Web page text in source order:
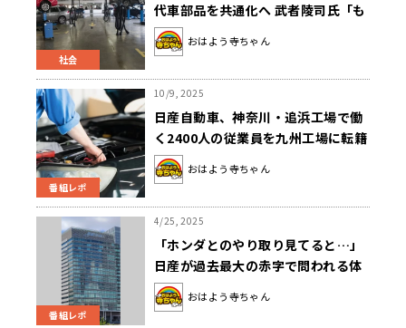
社会
代車部品を共通化へ 武者陵司氏「も
う争っても仕方ない時代ですから」
おはよう寺ちゃん
番組レポ
10/9, 2025
日産自動車、神奈川・追浜工場で働
く2400人の従業員を九州工場に転籍
方針
おはよう寺ちゃん
番組レポ
4/25, 2025
「ホンダとのやり取り見てると…」
日産が過去最大の赤字で問われる体
質
おはよう寺ちゃん